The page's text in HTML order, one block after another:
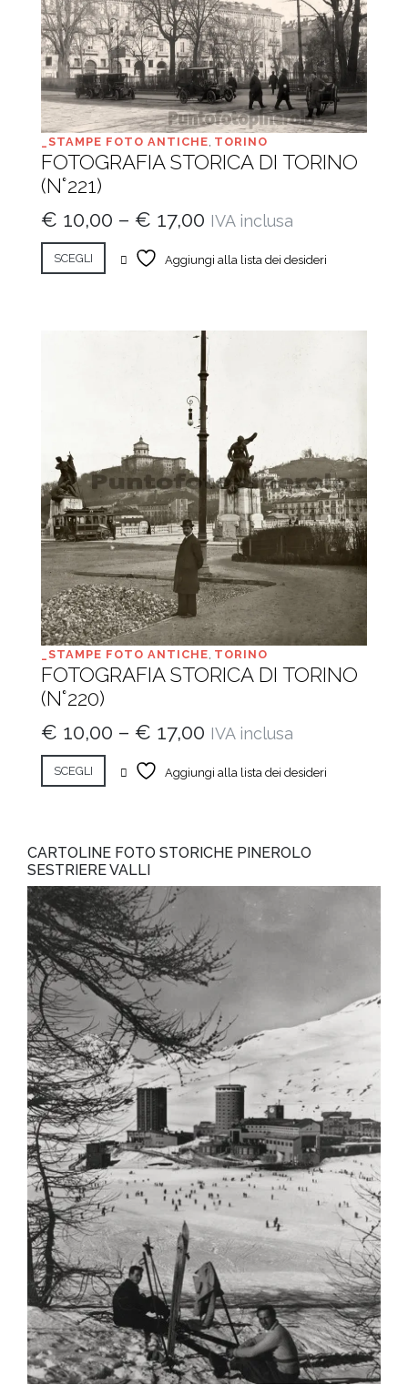
_STAMPE FOTO ANTICHE TORINO
FOTOGRAFIA STORICA DI TORINO
(N°221)
€ 10,00 – € 17,00 IVA inclusa
SCEGLI Aggiungi alla lista dei desideri
_STAMPE FOTO ANTICHE TORINO
FOTOGRAFIA STORICA DI TORINO
(N°220)
€ 10,00 – € 17,00 IVA inclusa
SCEGLI Aggiungi alla lista dei desideri
CARTOLINE FOTO STORICHE PINEROLO
SESTRIERE VALLI